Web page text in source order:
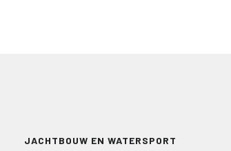
JACHTBOUW EN WATERSPORT